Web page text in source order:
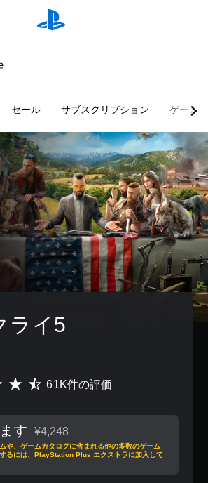
セール サブスクリプション ゲーム
ライ5
61K件の評価
す 通常価格¥4,248より値引き
¥4,248
や、ゲームカタログに含まれる他の多数のゲーム
るには、PlayStation Plus エクストラに加入して